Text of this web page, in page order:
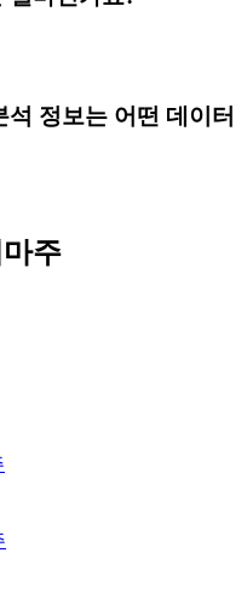
정보는 어떤 데이터
주